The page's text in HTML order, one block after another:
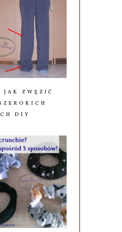
ZWĘZIĆ
DIY